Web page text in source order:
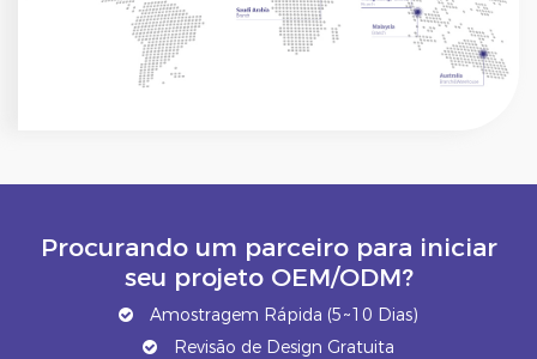
Procurando um parceiro para iniciar
seu projeto OEM/ODM?
Amostragem Rápida (5~10 Dias)
Revisão de Design Gratuita